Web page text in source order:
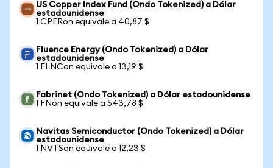
US Copper Index Fund (Ondo Tokenized) a Dólar
estadounidense
1 CPERon equivale a 40,87 $
Fluence Energy (Ondo Tokenized) a Dólar
estadounidense
1 FLNCon equivale a 13,19 $
Fabrinet (Ondo Tokenized) a Dólar estadounidense
1 FNon equivale a 543,78 $
Navitas Semiconductor (Ondo Tokenized) a Dólar
estadounidense
1 NVTSon equivale a 12,23 $